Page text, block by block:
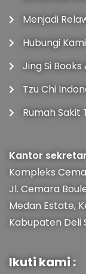
Menjadi
Hubungi Kami
Jing Si Books
Tzu Chi
Rumah Sakit
Kantor
Kompleks
Jl. Cemara
Medan Estate,
Kabupaten Deli
Ikuti kami :